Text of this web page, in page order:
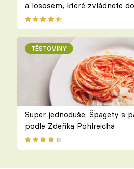
a lososem, které zvládnete
TĚSTOVINY
Super jednoduše: Špagety s
podle Zdeňka Pohlreicha